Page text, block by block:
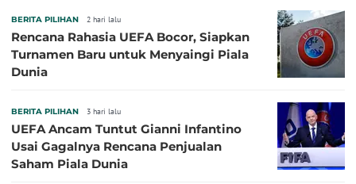
BERITA PILIHAN 2 hari lalu
Rencana Rahasia UEFA Bocor, Siapkan
Turnamen Baru untuk Menyaingi Piala
Dunia
BERITA PILIHAN 3 hari lalu
UEFA Ancam Tuntut Gianni Infantino
Usai Gagalnya Rencana Penjualan
Saham Piala Dunia